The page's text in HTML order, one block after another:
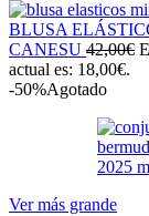
BLUSA
CANESU 42,00€
actual es: 18,00€.
-50%Agotado
Ver más grande